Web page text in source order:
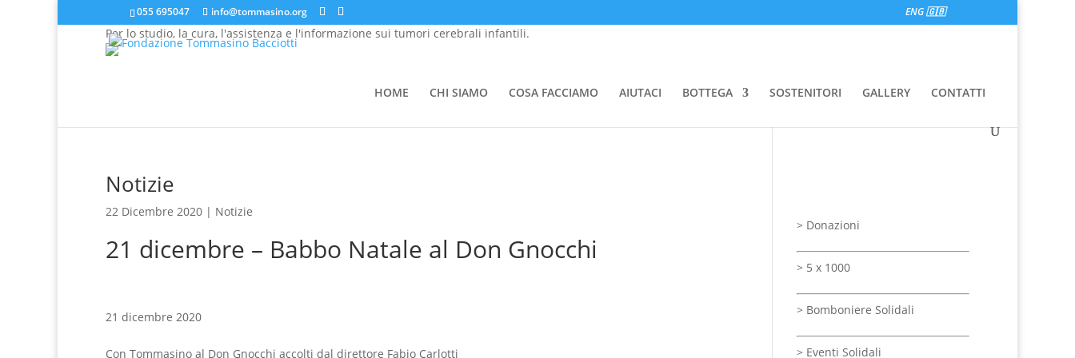
055 695047 info@tommasino.org ENG 🇬🇧
Per lo studio, la cura, l'assistenza e l'informazione sui tumori cerebrali infantili.
HOME CHI SIAMO COSA FACCIAMO AIUTACI BOTTEGA SOSTENITORI GALLERY CONTATTI
Notizie
22 Dicembre 2020 | Notizie
21 dicembre – Babbo Natale al Don Gnocchi
21 dicembre 2020
Con Tommasino al Don Gnocchi accolti dal direttore Fabio Carlotti
> Donazioni
> 5 x 1000
> Bomboniere Solidali
> Eventi Solidali